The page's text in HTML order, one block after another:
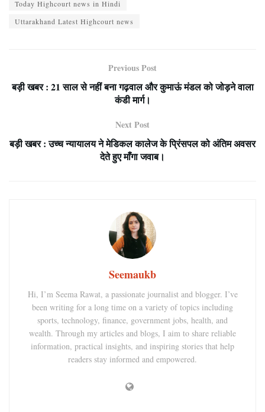
Today Highcourt news in Hindi
Uttarakhand Latest Highcourt news
Previous Post
बड़ी खबर : 21 साल से नहीं बना गढ़वाल और कुमाऊं मंडल को जोड़ने वाला
कंडी मार्ग।
Next Post
बड़ी खबर : उच्च न्यायालय ने मेडिकल कालेज के प्रिंसपल को अंतिम अवसर
देते हुए माँगा जवाब।
Seemaukb
Hi, I’m Seema Rawat, a passionate journalist and blogger. I’ve
been writing for a long time on a variety of topics including
sports, technology, finance, government jobs, health, and
wealth. Through my articles and blogs, I aim to share reliable
information, practical insights, and inspiring stories that help
readers stay informed and empowered.